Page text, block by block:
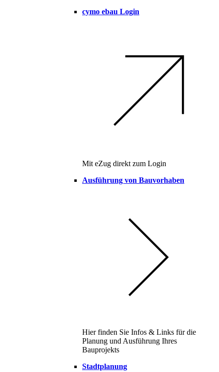
cymo ebau Login
Mit eZug direkt zum Login
Ausführung von Bauvorhaben
Hier finden Sie Infos & Links für die
Planung und Ausführung Ihres
Bauprojekts
Stadtplanung